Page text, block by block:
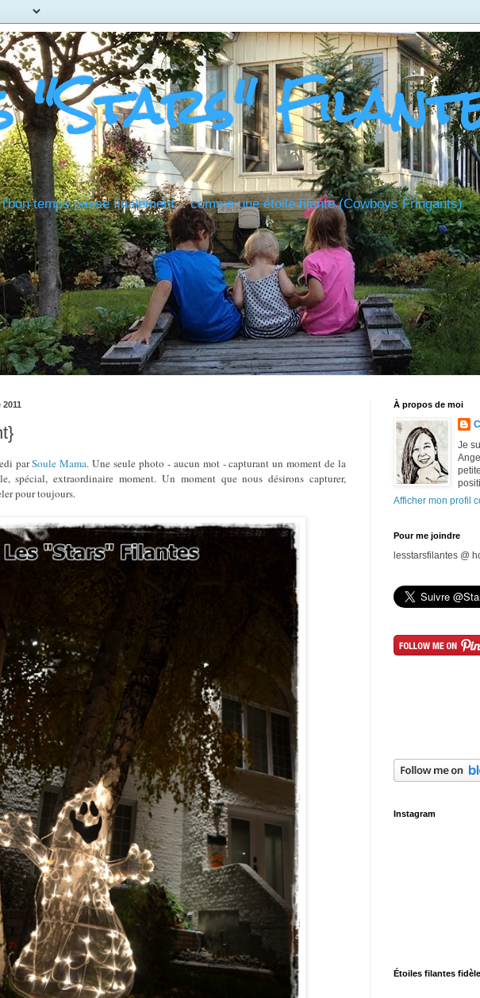
"Stars"
temps passe finalement... comme une étoile filante (Cowboys Fringants)
parSoule Mama. Une seule photo - aucun mot - capturant un moment de la
spécial, extraordinaire moment. Un moment que nous désirons capturer,
pour toujours.
À propos de moi
Je
Afficher mon profil
Pour me joindre
lesstarsfilantes @
Instagram
Étoiles filantes